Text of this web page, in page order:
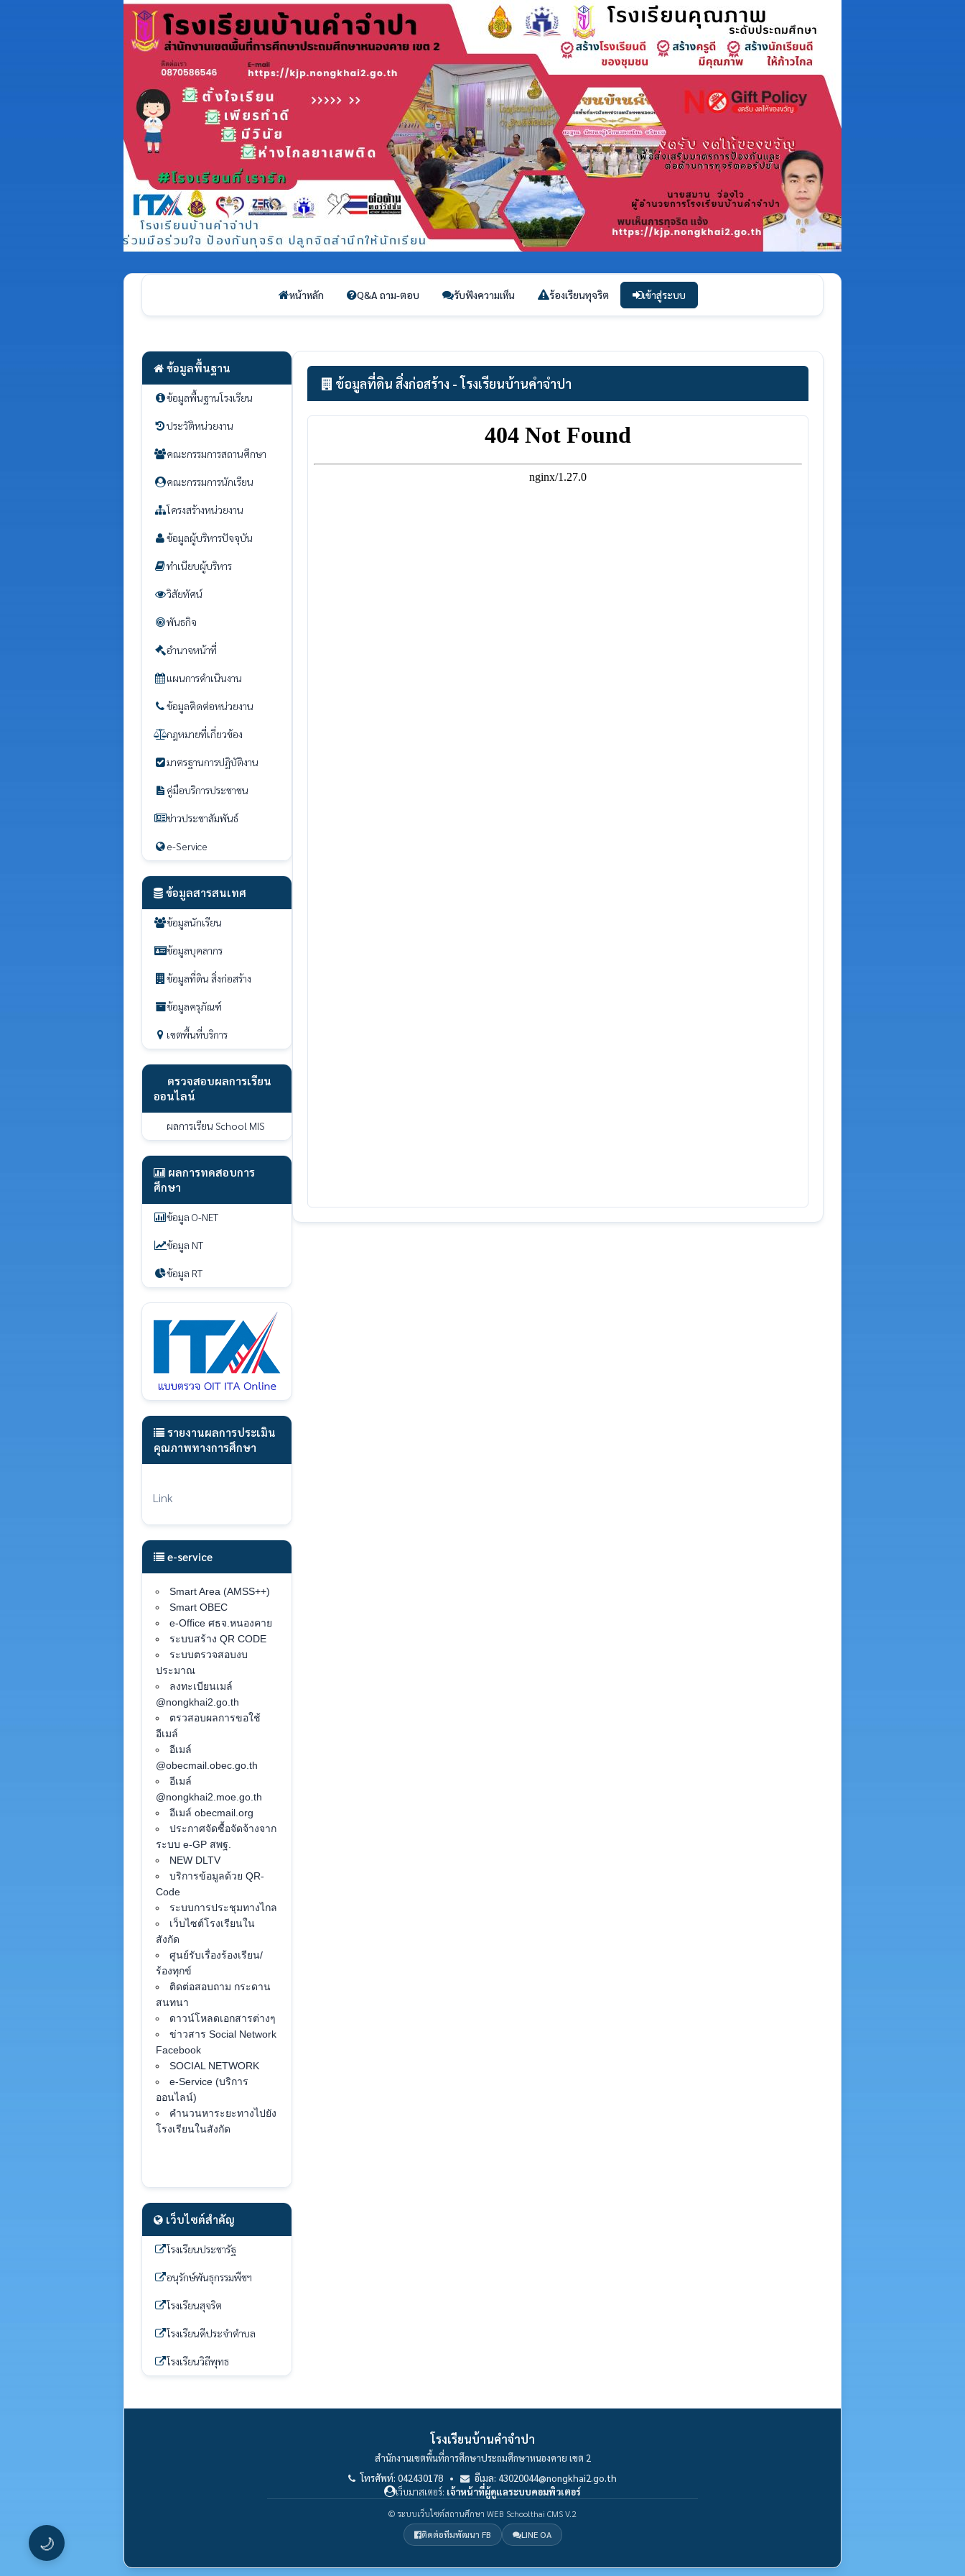
หน้าหลัก Q&A ถาม-ตอบ รับฟังความเห็น ร้องเรียนทุจริต เข้าสู่ระบบ
ข้อมูลพื้นฐาน
ข้อมูลพื้นฐานโรงเรียน
ประวัติหน่วยงาน
คณะกรรมการสถานศึกษา
คณะกรรมการนักเรียน
โครงสร้างหน่วยงาน
ข้อมูลผู้บริหารปัจจุบัน
ทำเนียบผู้บริหาร
วิสัยทัศน์
พันธกิจ
อำนาจหน้าที่
แผนการดำเนินงาน
ข้อมูลติดต่อหน่วยงาน
กฎหมายที่เกี่ยวข้อง
มาตรฐานการปฏิบัติงาน
คู่มือบริการประชาชน
ข่าวประชาสัมพันธ์
e-Service
ข้อมูลสารสนเทศ
ข้อมูลนักเรียน
ข้อมูลบุคลากร
ข้อมูลที่ดิน สิ่งก่อสร้าง
ข้อมูลครุภัณฑ์
เขตพื้นที่บริการ
ตรวจสอบผลการเรียน
ออนไลน์
ผลการเรียน School MIS
ผลการทดสอบการ
ศึกษา
ข้อมูล O-NET
ข้อมูล NT
ข้อมูล RT
รายงานผลการประเมิน
คุณภาพทางการศึกษา
Link
e-service
Smart Area (AMSS++)
Smart OBEC
e-Office ศธจ.หนองคาย
ระบบสร้าง QR CODE
ระบบตรวจสอบงบ
ประมาณ
ลงทะเบียนเมล์
@nongkhai2.go.th
ตรวสอบผลการขอใช้
อีเมล์
อีเมล์
@obecmail.obec.go.th
อีเมล์
@nongkhai2.moe.go.th
อีเมล์ obecmail.org
ประกาศจัดซื้อจัดจ้างจาก
ระบบ e-GP สพฐ.
NEW DLTV
บริการข้อมูลด้วย QR-
Code
ระบบการประชุมทางไกล
เว็บไซต์โรงเรียนใน
สังกัด
ศูนย์รับเรื่องร้องเรียน/
ร้องทุกข์
ติดต่อสอบถาม กระดาน
สนทนา
ดาวน์โหลดเอกสารต่างๆ
ข่าวสาร Social Network
Facebook
SOCIAL NETWORK
e-Service (บริการ
ออนไลน์)
คำนวนหาระยะทางไปยัง
โรงเรียนในสังกัด
เว็บไซต์สำคัญ
โรงเรียนประชารัฐ
อนุรักษ์พันธุกรรมพืชฯ
โรงเรียนสุจริต
โรงเรียนดีประจำตำบล
โรงเรียนวิถีพุทธ
ข้อมูลที่ดิน สิ่งก่อสร้าง - โรงเรียนบ้านคำจำปา
โรงเรียนบ้านคำจำปา
สำนักงานเขตพื้นที่การศึกษาประถมศึกษาหนองคาย เขต 2
โทรศัพท์: 042430178 •
อีเมล: 43020044@nongkhai2.go.th
เว็บมาสเตอร์: เจ้าหน้าที่ผู้ดูแลระบบคอมพิวเตอร์
© ระบบเว็บไซต์สถานศึกษา WEB Schoolthai CMS V.2
ติดต่อทีมพัฒนา FB
LINE OA
🌙